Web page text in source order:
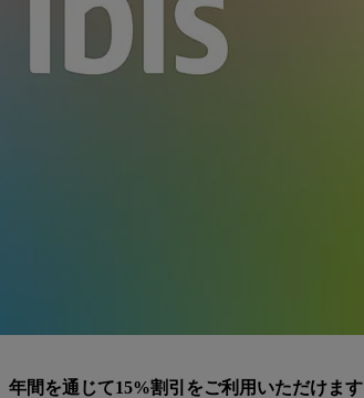
年間を通じて15%割引をご利用いただけます